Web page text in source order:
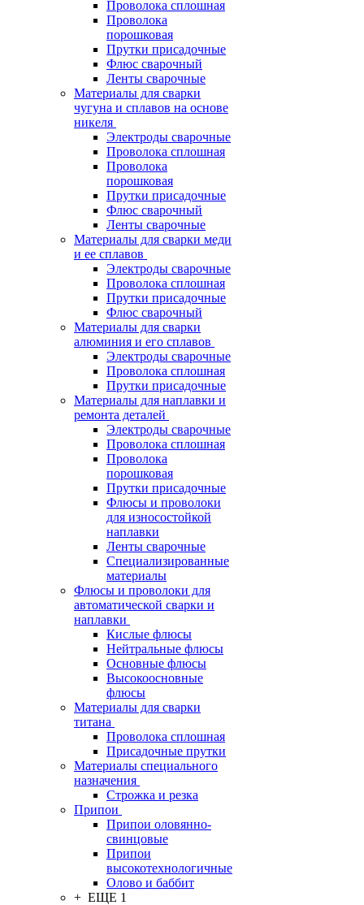
Проволока сплошная
Проволока
порошковая
Прутки присадочные
Флюс сварочный
Ленты сварочные
Материалы для сварки
чугуна и сплавов на основе
никеля
Электроды сварочные
Проволока сплошная
Проволока
порошковая
Прутки присадочные
Флюс сварочный
Ленты сварочные
Материалы для сварки меди
и ее сплавов
Электроды сварочные
Проволока сплошная
Прутки присадочные
Флюс сварочный
Материалы для сварки
алюминия и его сплавов
Электроды сварочные
Проволока сплошная
Прутки присадочные
Материалы для наплавки и
ремонта деталей
Электроды сварочные
Проволока сплошная
Проволока
порошковая
Прутки присадочные
Флюсы и проволоки
для износостойкой
наплавки
Ленты сварочные
Специализированные
материалы
Флюсы и проволоки для
автоматической сварки и
наплавки
Кислые флюсы
Нейтральные флюсы
Основные флюсы
Высокоосновные
флюсы
Материалы для сварки
титана
Проволока сплошная
Присадочные прутки
Материалы специального
назначения
Строжка и резка
Припои
Припои оловянно-
свинцовые
Припои
высокотехнологичные
Олово и баббит
+ ЕЩЕ 1